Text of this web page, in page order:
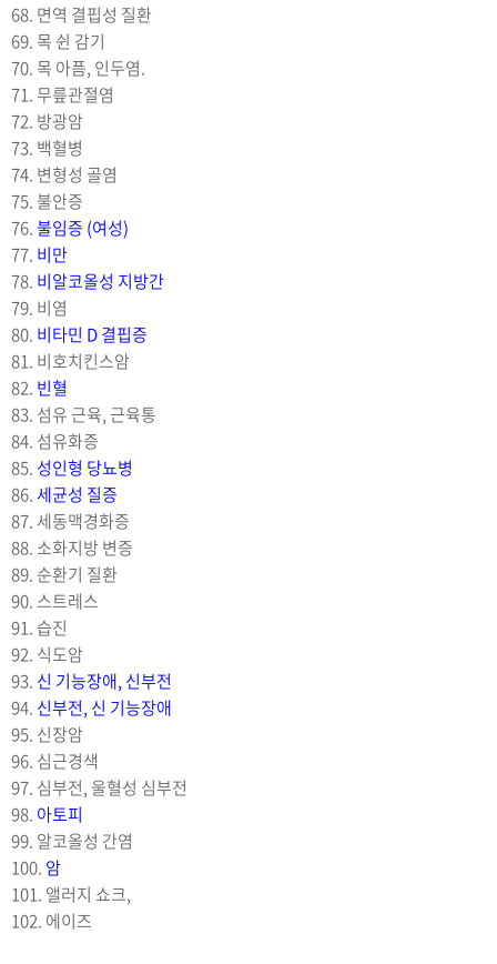
68. 면역 결핍성 질환
69. 목 쉰 감기
70. 목 아픔, 인두염.
71. 무릎관절염
72. 방광암
73. 백혈병
74. 변형성 골염
75. 불안증
76.불임증 (여성)
77. 비만
78. 비알코올성 지방간
79. 비염
80. 비타민 D 결핍증
81. 비호치킨스암
82. 빈혈
83. 섬유 근육, 근육통
84. 섬유화증
85. 성인형 당뇨병
86.세균성 질증
87. 세동맥경화증
88. 소화지방 변증
89. 순환기 질환
90. 스트레스
91. 습진
92. 식도암
93. 신 기능장애, 신부전
94. 신부전, 신 기능장애
95. 신장암
96. 심근경색
97. 심부전, 울혈성 심부전
98. 아토피
99. 알코올성 간염
100. 암
101. 앨러지 쇼크,
102. 에이즈